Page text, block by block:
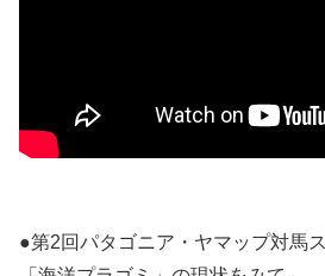
●第2回パタゴニア・ヤマップ対馬